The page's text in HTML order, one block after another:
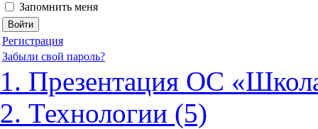
Запомнить меня
Регистрация
Забыли свой пароль?
1. Презентация ОС
2. Технологии (5)